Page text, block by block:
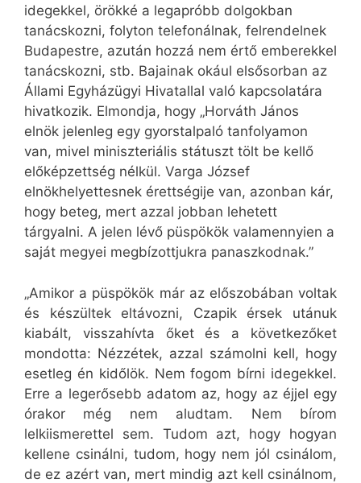
idegekkel, örökké a legapróbb dolgokban
tanácskozni, folyton telefonálnak, felrendelnek
Budapestre, azután hozzá nem értő emberekkel
tanácskozni, stb. Bajainak okául elsősorban az
Állami Egyházügyi Hivatallal való kapcsolatára
hivatkozik. Elmondja, hogy „Horváth János
elnök jelenleg egy gyorstalpaló tanfolyamon
van, mivel miniszteriális státuszt tölt be kellő
előképzettség nélkül. Varga József
elnökhelyettesnek érettségije van, azonban kár,
hogy beteg, mert azzal jobban lehetett
tárgyalni. A jelen lévő püspökök valamennyien a
saját megyei megbízottjukra panaszkodnak.”
„Amikor a püspökök már az előszobában voltak
és készültek eltávozni, Czapik érsek utánuk
kiabált, visszahívta őket és a következőket
mondotta: Nézzétek, azzal számolni kell, hogy
esetleg én kidőlök. Nem fogom bírni idegekkel.
Erre a legerősebb adatom az, hogy az éjjel egy
órakor még nem aludtam. Nem bírom
lelkiismerettel sem. Tudom azt, hogy hogyan
kellene csinálni, tudom, hogy nem jól csinálom,
de ez azért van, mert mindig azt kell csinálnom,